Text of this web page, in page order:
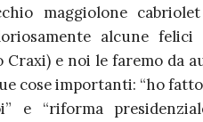
maggiolone
alcune
Craxi) e noi le faremo da
cose importanti: “ho
e “riforma